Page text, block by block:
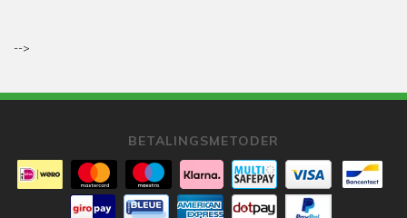
-->
BETALINGSMETODER